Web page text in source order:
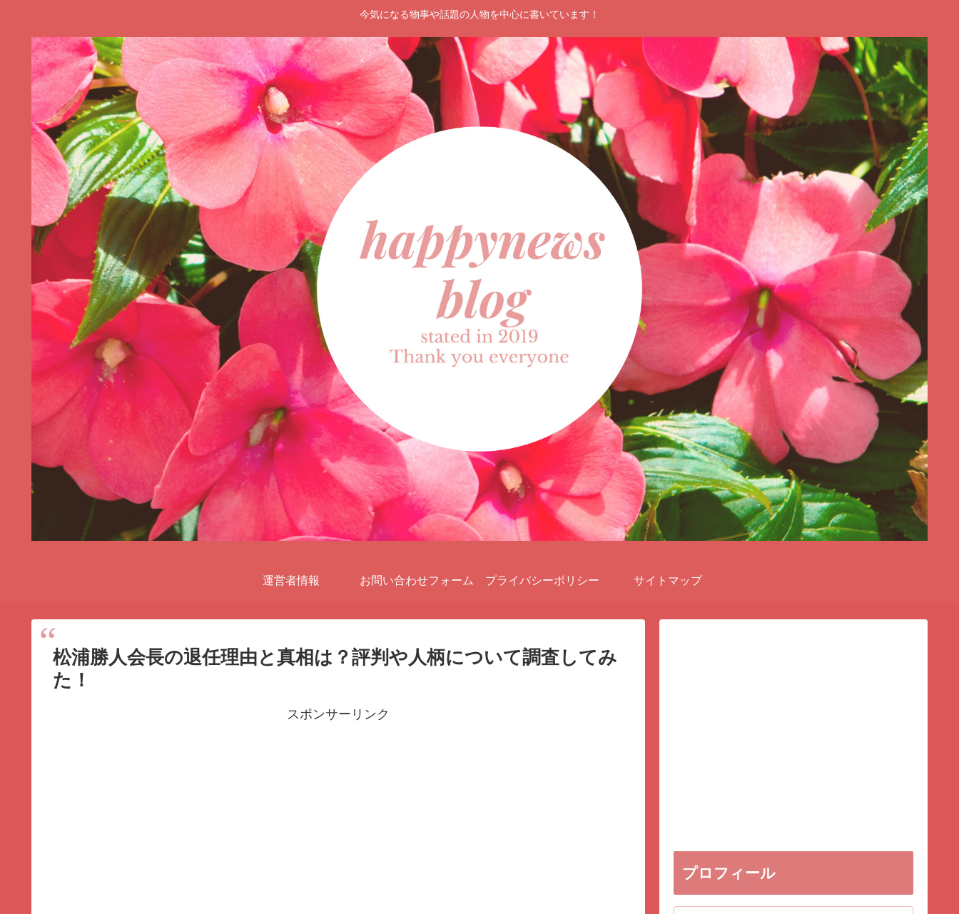
今気になる物事や話題の人物を中心に書いています！
運営者情報 お問い合わせフォーム プライバシーポリシー サイトマップ
松浦勝人会長の退任理由と真相は？評判や人柄について調査してみ
た！
スポンサーリンク
プロフィール